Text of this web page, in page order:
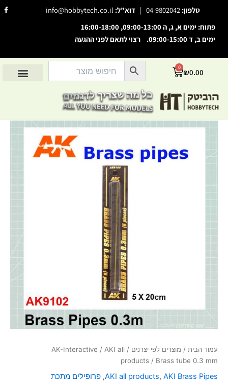
visibility_off השבת את ההבזקים
סמן כותרות
settings צבע רקע
zoom_out זום (הקטנה)
זום (הגדלה)
הקטנת גופן
add_circle_outline הגדלת גופן
גופן קריא
ניגודיות בהירה
ניגודיות כהה
הוסף קו תחתון לקישורים
סמן קישורים
לאפס
את
כל
האפשרויות
cached
טלפון: 04-9802042
| דוא”ל: info@hobbytech.co.il
F
a
פתוח: ימים א, ג, ה 09:00-13:00, 16:00-18:00
ימים ב, ד 09:00-15:00. רצוי לתאם לפני ההגעה
₪0.00
0
עגלת
עמוד הבית / מוצרים לפי יצרנים /
AK-Interactive / AKI all
products / Brass tube 0.3 mm
AKI all products, AKI Brass Pipes
, פרופילים מתכת
tube